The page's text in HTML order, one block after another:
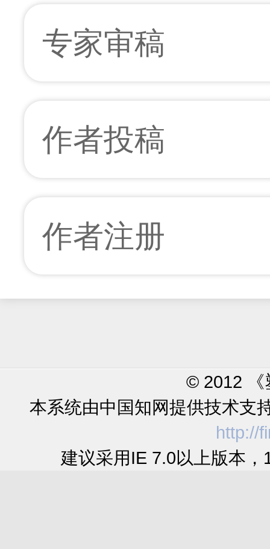
专家审稿
作者投稿
作者注册
© 2012 《
本系统由中国知网提供技术
http://
建议采用IE 7.0以上版本